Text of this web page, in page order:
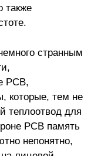
также
странным
PCB,
которые, тем не
теплоотвод для
PCB память
непонятно,